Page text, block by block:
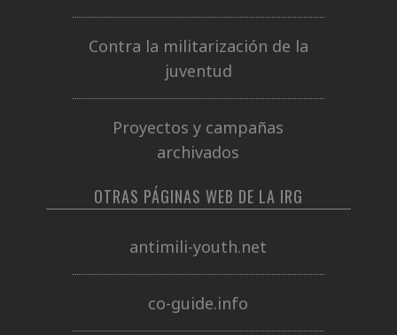
Contra la militarización de la
juventud
Proyectos y campañas
archivados
OTRAS PÁGINAS WEB DE LA IRG
antimili-youth.net
co-guide.info